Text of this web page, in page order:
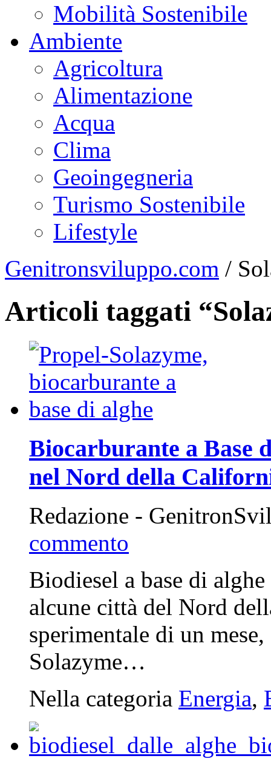
Mobilità Sostenibile
Ambiente
Agricoltura
Alimentazione
Acqua
Clima
Geoingegneria
Turismo Sostenibile
Lifestyle
Genitronsviluppo.com /
Articoli taggati
Biocarburante a Base
nel Nord della
Redazione -
commento
Biodiesel a base di
alcune città del Nord
sperimentale di un
Solazyme…
Nella categoria Energia,